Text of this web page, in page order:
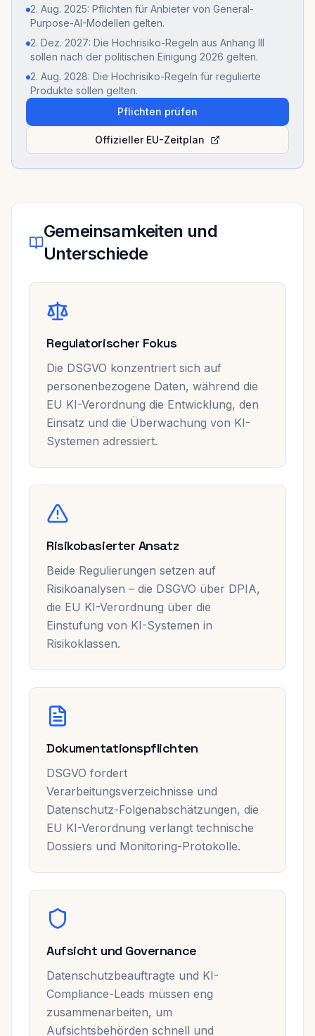
2. Aug. 2025: Pflichten für Anbieter von General-
Purpose-AI-Modellen gelten.
2. Dez. 2027: Die Hochrisiko-Regeln aus Anhang III
sollen nach der politischen Einigung 2026 gelten.
2. Aug. 2028: Die Hochrisiko-Regeln für regulierte
Produkte sollen gelten.
Pflichten prüfen
Offizieller EU-Zeitplan
Gemeinsamkeiten und
Unterschiede
Regulatorischer Fokus
Die DSGVO konzentriert sich auf
personenbezogene Daten, während die
EU KI-Verordnung die Entwicklung, den
Einsatz und die Überwachung von KI-
Systemen adressiert.
Risikobasierter Ansatz
Beide Regulierungen setzen auf
Risikoanalysen – die DSGVO über DPIA,
die EU KI-Verordnung über die
Einstufung von KI-Systemen in
Risikoklassen.
Dokumentationspflichten
DSGVO fordert
Verarbeitungsverzeichnisse und
Datenschutz-Folgenabschätzungen, die
EU KI-Verordnung verlangt technische
Dossiers und Monitoring-Protokolle.
Aufsicht und Governance
Datenschutzbeauftragte und KI-
Compliance-Leads müssen eng
zusammenarbeiten, um
Aufsichtsbehörden schnell und